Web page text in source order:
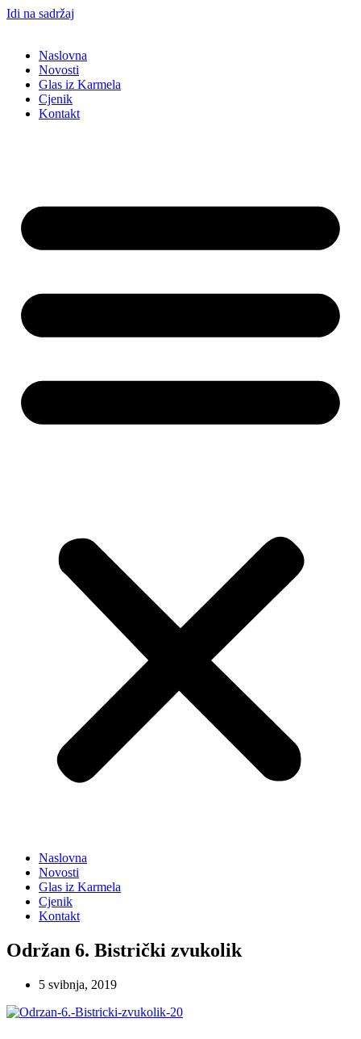
Idi na sadržaj
Naslovna
Novosti
Glas iz Karmela
Cjenik
Kontakt
Naslovna
Novosti
Glas iz Karmela
Cjenik
Kontakt
Održan 6. Bistrički zvukolik
5 svibnja, 2019